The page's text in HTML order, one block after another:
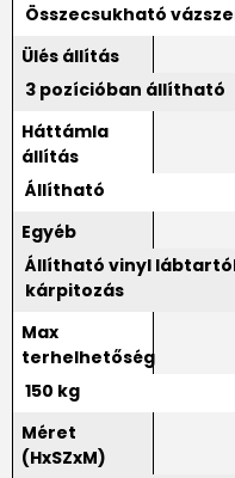
Összecsukható
Ülés állítás
3 pozícióban állítható
Háttámla
állítás
Állítható
Egyéb
Állítható vinyl
kárpitozás
Max
terhelhetőség
150 kg
Méret
(HxSZxM)